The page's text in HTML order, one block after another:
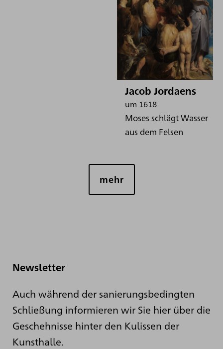
Jacob Jordaens
um 1618
Moses schlägt Wasser
aus dem Felsen
mehr
Newsletter
Auch während der sanierungsbedingten
Schließung informieren wir Sie hier über die
Geschehnisse hinter den Kulissen der
Kunsthalle.